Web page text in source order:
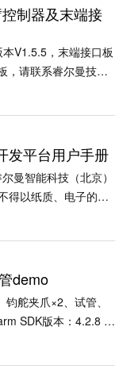
制器及末端接
V1.5.5，末端接口板
，请联系睿尔曼技术
发平台用户手册
得以纸质、电子的或
......
demo
舵夹爪×2、试管、
SDK版本：4.2.8 第